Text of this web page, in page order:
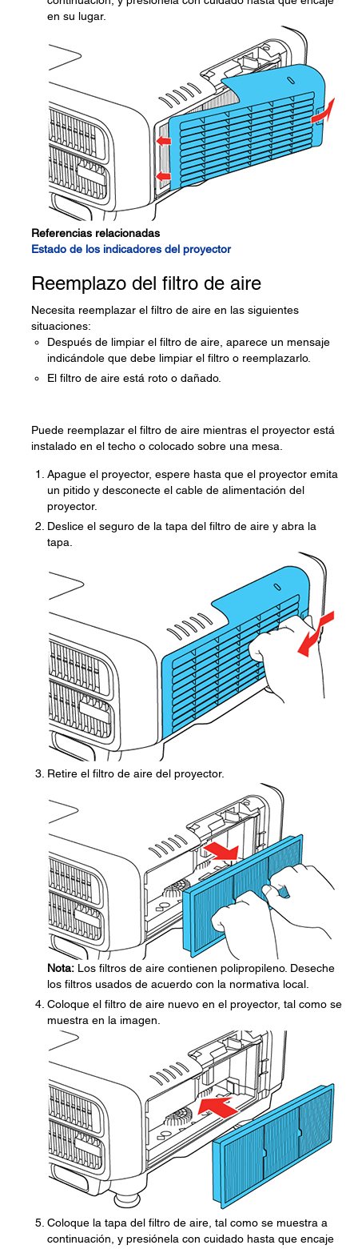
en su lugar.
Referencias relacionadas
Estado de los indicadores del proyector
Reemplazo del filtro de aire
Necesita reemplazar el filtro de aire en las siguientes
situaciones:
Después de limpiar el filtro de aire, aparece un mensaje
indicándole que debe limpiar el filtro o reemplazarlo.
El filtro de aire está roto o dañado.
Puede reemplazar el filtro de aire mientras el proyector está
instalado en el techo o colocado sobre una mesa.
Apague el proyector, espere hasta que el proyector emita
un pitido y desconecte el cable de alimentación del
proyector.
Deslice el seguro de la tapa del filtro de aire y abra la
tapa.
Retire el filtro de aire del proyector.
Nota: Los filtros de aire contienen polipropileno. Deseche
los filtros usados de acuerdo con la normativa local.
Coloque el filtro de aire nuevo en el proyector, tal como se
muestra en la imagen.
Coloque la tapa del filtro de aire, tal como se muestra a
continuación, y presiónela con cuidado hasta que encaje